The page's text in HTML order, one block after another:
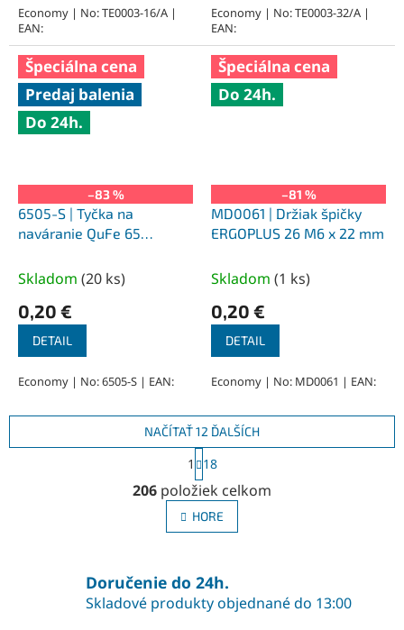
Economy | No: TE0003-16/A |
EAN:
Economy | No: TE0003-32/A |
EAN:
Špeciálna cena
Predaj balenia
Do 24h.
–83 %
6505-S | Tyčka na
naváranie QuFe 65
Skladom (20 ks)
0,20 €
DETAIL
Economy | No: 6505-S | EAN:
Špeciálna cena
Do 24h.
–81 %
MD0061 | Držiak špičky
ERGOPLUS 26 M6 x 22 mm
Skladom (1 ks)
0,20 €
DETAIL
Economy | No: MD0061 | EAN:
O
v
l
á
c
i
e
NAČÍTAŤ 12 ĎALŠÍCH
S
t
r
á
n
k
a
n
i
1 18
206 položiek celkom
HORE
Doručenie do 24h.
Skladové produkty objednané do 13:00